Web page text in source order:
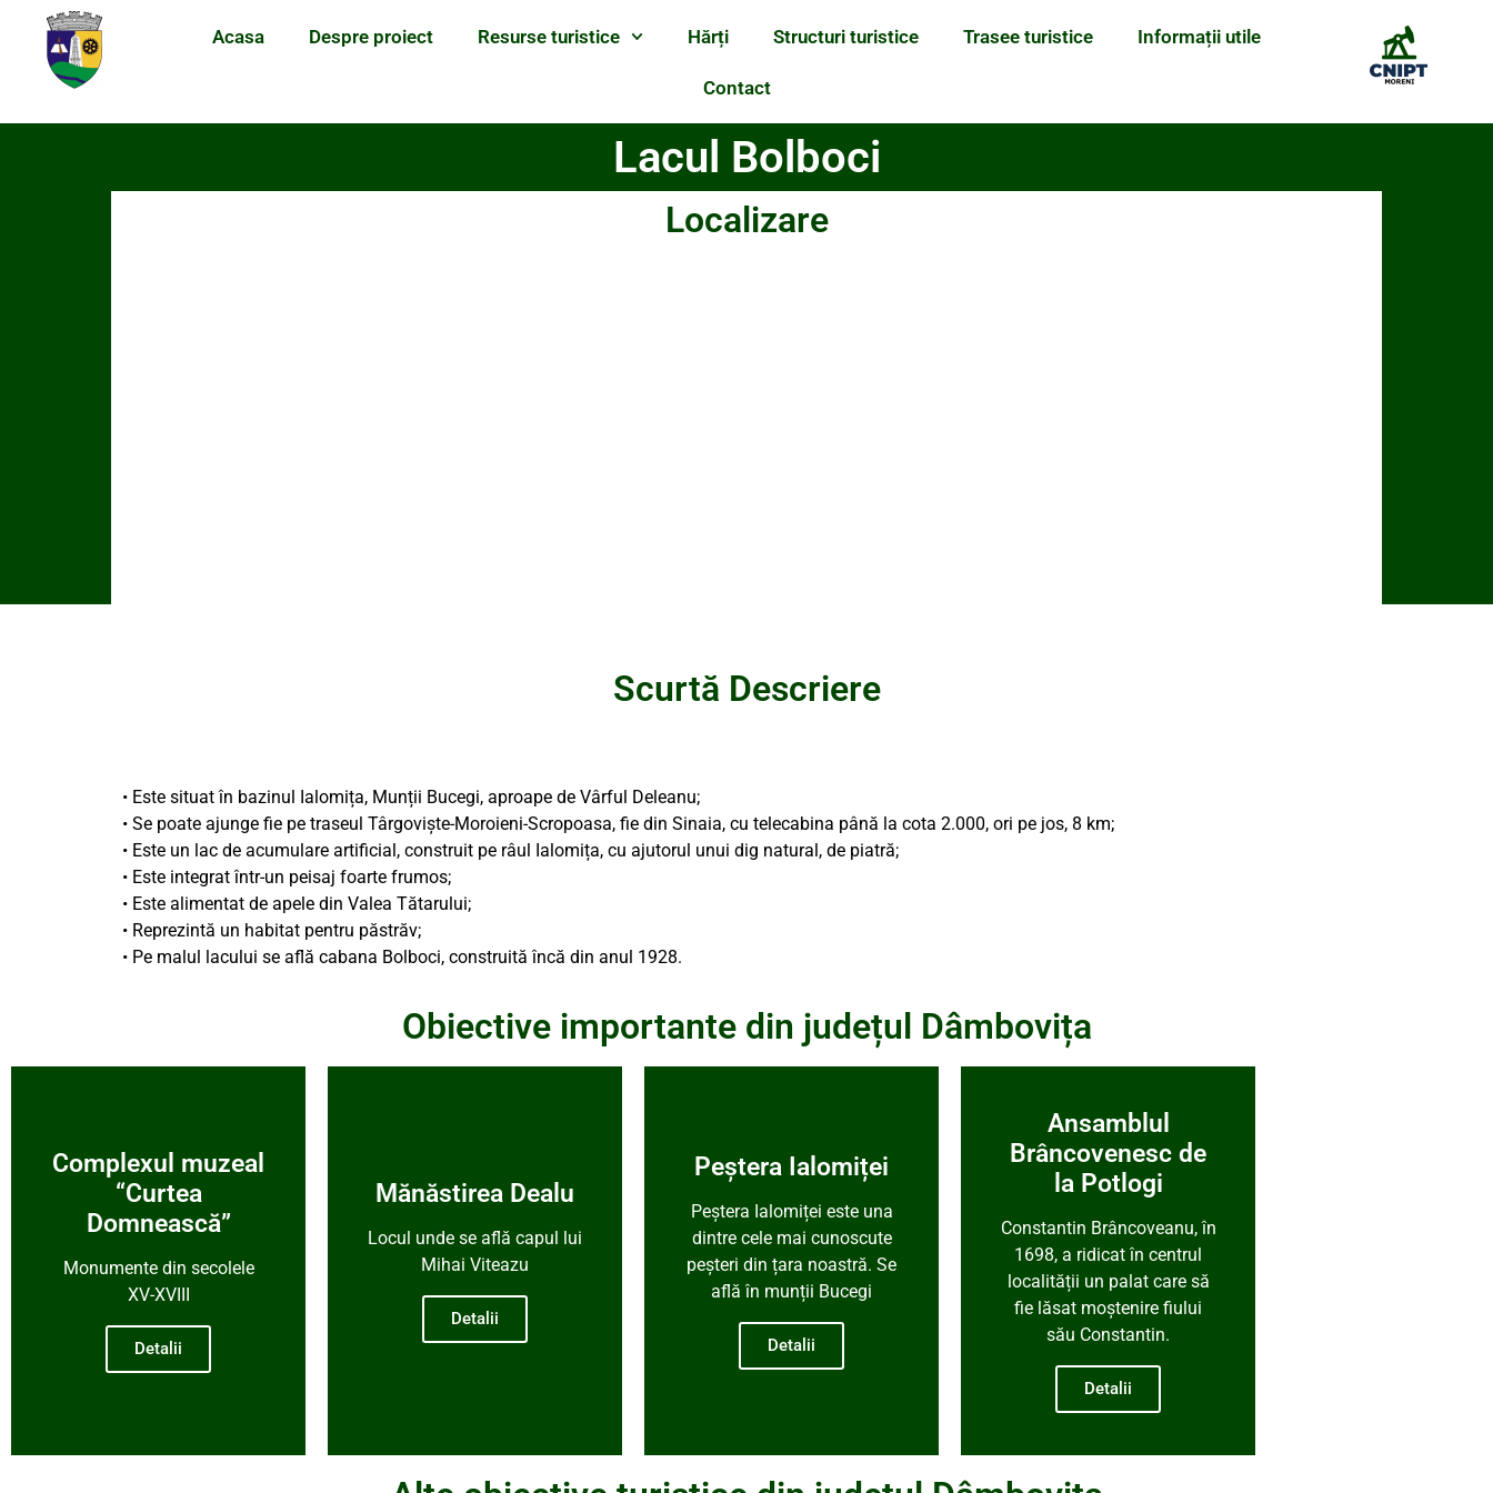
Acasa Despre proiect Resurse turistice Hărți Structuri turistice Trasee turistice Informații utile
Contact
Lacul Bolboci
Localizare
Scurtă Descriere
• Este situat în bazinul Ialomița, Munții Bucegi, aproape de Vârful Deleanu;
• Se poate ajunge fie pe traseul Târgoviște-Moroieni-Scropoasa, fie din Sinaia, cu telecabina până la cota 2.000, ori pe jos, 8 km;
• Este un lac de acumulare artificial, construit pe râul Ialomița, cu ajutorul unui dig natural, de piatră;
• Este integrat într-un peisaj foarte frumos;
• Este alimentat de apele din Valea Tătarului;
• Reprezintă un habitat pentru păstrăv;
• Pe malul lacului se află cabana Bolboci, construită încă din anul 1928.
Obiective importante din județul Dâmbovița
Complexul muzeal
“Curtea
Domnească”
Monumente din secolele
XV-XVIII
Detalii
Mănăstirea Dealu
Locul unde se află capul lui
Mihai Viteazu
Detalii
Peștera Ialomiței
Peștera Ialomiței este una
dintre cele mai cunoscute
peșteri din țara noastră. Se
află în munții Bucegi
Detalii
Ansamblul
Brâncovenesc de
la Potlogi
Constantin Brâncoveanu, în
1698, a ridicat în centrul
localității un palat care să
fie lăsat moștenire fiului
său Constantin.
Detalii